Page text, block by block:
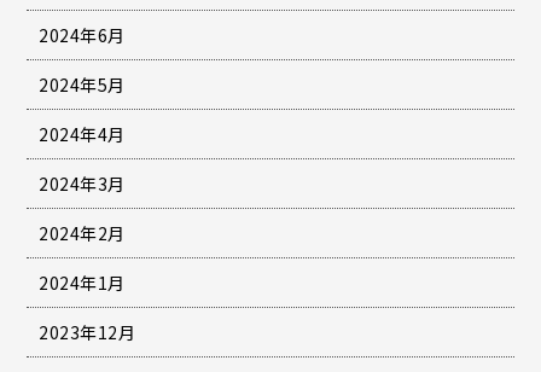
2024年6月
2024年5月
2024年4月
2024年3月
2024年2月
2024年1月
2023年12月